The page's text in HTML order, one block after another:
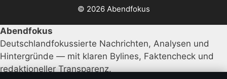
© 2026 Abendfokus
Abendfokus
Deutschlandfokussierte Nachrichten, Analysen und
Hintergründe — mit klaren Bylines, Faktencheck und
redaktioneller Transparenz.